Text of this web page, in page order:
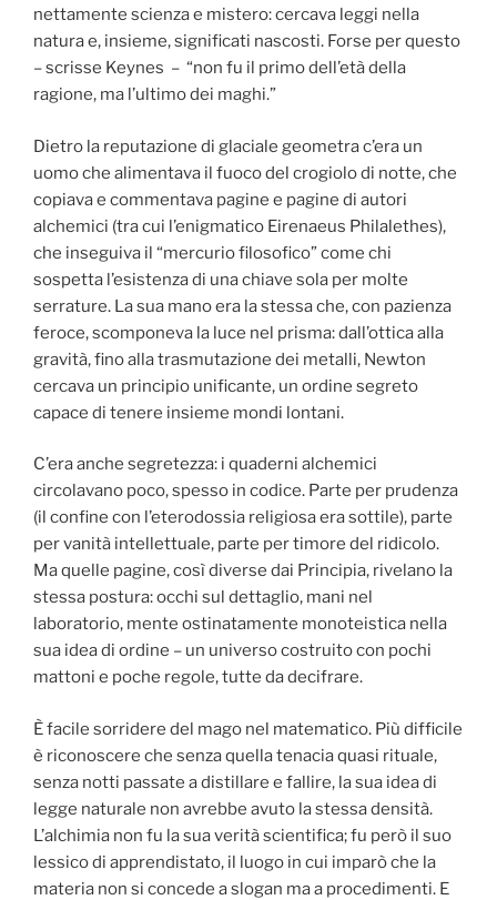
nettamente scienza e mistero: cercava leggi nella
natura e, insieme, significati nascosti. Forse per questo
– scrisse Keynes – “non fu il primo dell’età della
ragione, ma l’ultimo dei maghi.”
Dietro la reputazione di glaciale geometra c’era un
uomo che alimentava il fuoco del crogiolo di notte, che
copiava e commentava pagine e pagine di autori
alchemici (tra cui l’enigmatico Eirenaeus Philalethes),
che inseguiva il “mercurio filosofico” come chi
sospetta l’esistenza di una chiave sola per molte
serrature. La sua mano era la stessa che, con pazienza
feroce, scomponeva la luce nel prisma: dall’ottica alla
gravità, fino alla trasmutazione dei metalli, Newton
cercava un principio unificante, un ordine segreto
capace di tenere insieme mondi lontani.
C’era anche segretezza: i quaderni alchemici
circolavano poco, spesso in codice. Parte per prudenza
(il confine con l’eterodossia religiosa era sottile), parte
per vanità intellettuale, parte per timore del ridicolo.
Ma quelle pagine, così diverse dai Principia, rivelano la
stessa postura: occhi sul dettaglio, mani nel
laboratorio, mente ostinatamente monoteistica nella
sua idea di ordine – un universo costruito con pochi
mattoni e poche regole, tutte da decifrare.
È facile sorridere del mago nel matematico. Più difficile
è riconoscere che senza quella tenacia quasi rituale,
senza notti passate a distillare e fallire, la sua idea di
legge naturale non avrebbe avuto la stessa densità.
L’alchimia non fu la sua verità scientifica; fu però il suo
lessico di apprendistato, il luogo in cui imparò che la
materia non si concede a slogan ma a procedimenti. E